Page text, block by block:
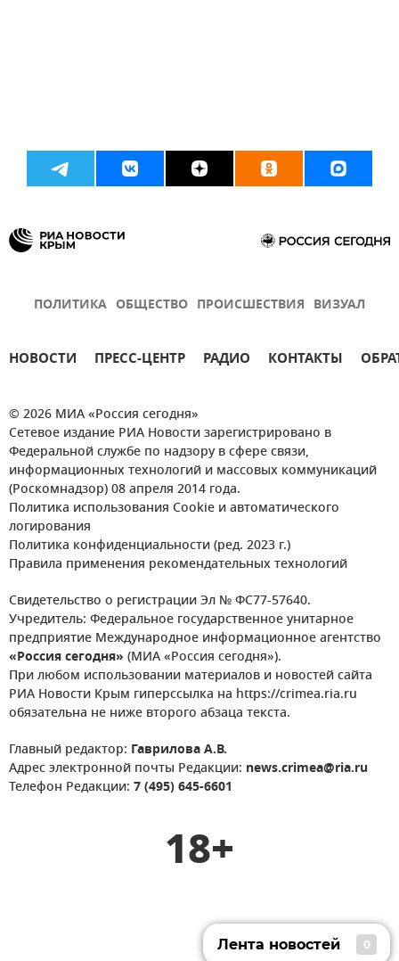
ПОЛИТИКА ОБЩЕСТВО ПРОИСШЕСТВИЯ ВИЗУАЛ
НОВОСТИ ПРЕСС-ЦЕНТР РАДИО КОНТАКТЫ
© 2026 МИА «Россия сегодня»
Сетевое издание РИА Новости зарегистрировано в
Федеральной службе по надзору в сфере связи,
информационных технологий и массовых коммуникаций
(Роскомнадзор) 08 апреля 2014 года.
Политика использования Cookie и автоматического
логирования
Политика конфиденциальности (ред. 2023 г.)
Правила применения рекомендательных технологий
Свидетельство о регистрации Эл № ФС77-57640.
Учредитель: Федеральное государственное унитарное
предприятие Международное информационное агентство
«Россия сегодня» (МИА «Россия сегодня»).
При любом использовании материалов и новостей сайта
РИА Новости Крым гиперссылка на https://crimea.ria.ru
обязательна не ниже второго абзаца текста.
Главный редактор: Гаврилова А.В.
Адрес электронной почты Редакции: news.crimea@ria.ru
Телефон Редакции: 7 (495) 645-6601
18+
Лента новостей 0